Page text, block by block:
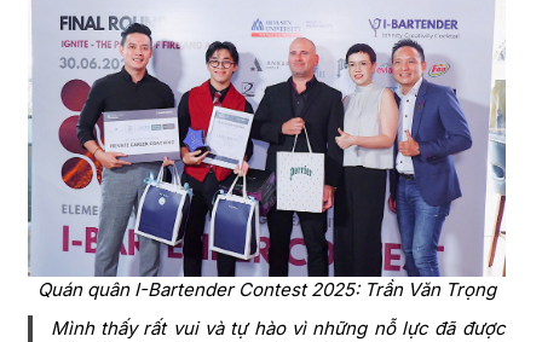
Quán quân I-Bartender Contest 2025: Trần Văn Trọng
Mình thấy rất vui và tự hào vì những nỗ lực đã được